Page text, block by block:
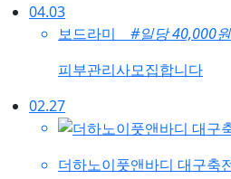
04.03
보드라미
#일당 40,000원
피부관리사모집합니다
02.27
더하노이풋앤바디 대구축